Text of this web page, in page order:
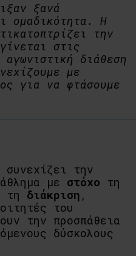
ξανά
ομαδικότητα. Η
την
στις
διάθεση
με
για να φτάσουμε
συνεχίζει την
με στόχο τη
τη διάκριση ,
του
την προσπάθεια
δύσκολους